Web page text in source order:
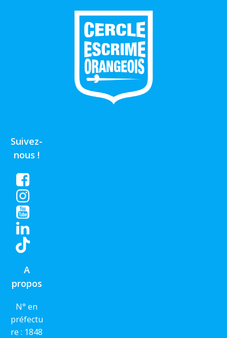
Suivez-
nous !
A
propos
N° en
préfectu
re : 1848